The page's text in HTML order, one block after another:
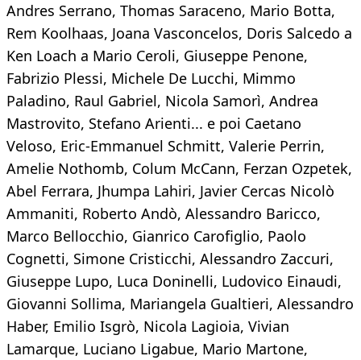
Andres Serrano, Thomas Saraceno, Mario Botta,
Rem Koolhaas, Joana Vasconcelos, Doris Salcedo a
Ken Loach a Mario Ceroli, Giuseppe Penone,
Fabrizio Plessi, Michele De Lucchi, Mimmo
Paladino, Raul Gabriel, Nicola Samorì, Andrea
Mastrovito, Stefano Arienti... e poi Caetano
Veloso, Eric-Emmanuel Schmitt, Valerie Perrin,
Amelie Nothomb, Colum McCann, Ferzan Ozpetek,
Abel Ferrara, Jhumpa Lahiri, Javier Cercas Nicolò
Ammaniti, Roberto Andò, Alessandro Baricco,
Marco Bellocchio, Gianrico Carofiglio, Paolo
Cognetti, Simone Cristicchi, Alessandro Zaccuri,
Giuseppe Lupo, Luca Doninelli, Ludovico Einaudi,
Giovanni Sollima, Mariangela Gualtieri, Alessandro
Haber, Emilio Isgrò, Nicola Lagioia, Vivian
Lamarque, Luciano Ligabue, Mario Martone,